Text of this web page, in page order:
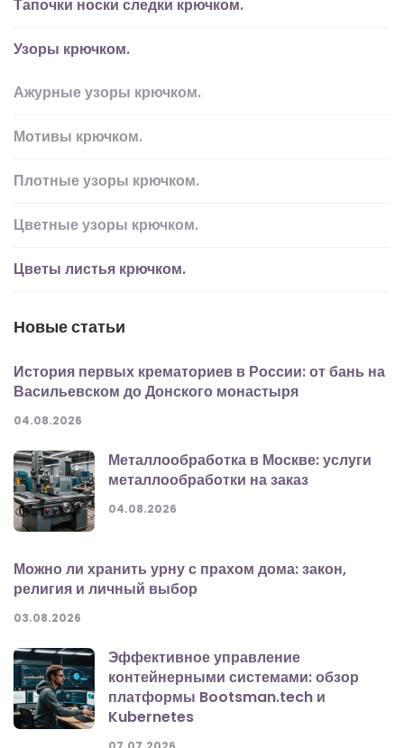
Тапочки носки следки крючком.
Узоры крючком.
Ажурные узоры крючком.
Мотивы крючком.
Плотные узоры крючком.
Цветные узоры крючком.
Цветы листья крючком.
Новые статьи
История первых крематориев в России: от бань на
Васильевском до Донского монастыря
04.08.2026
Металлообработка в Москве: услуги
металлообработки на заказ
04.08.2026
Можно ли хранить урну с прахом дома: закон,
религия и личный выбор
03.08.2026
Эффективное управление
контейнерными системами: обзор
платформы Bootsman.tech и
Kubernetes